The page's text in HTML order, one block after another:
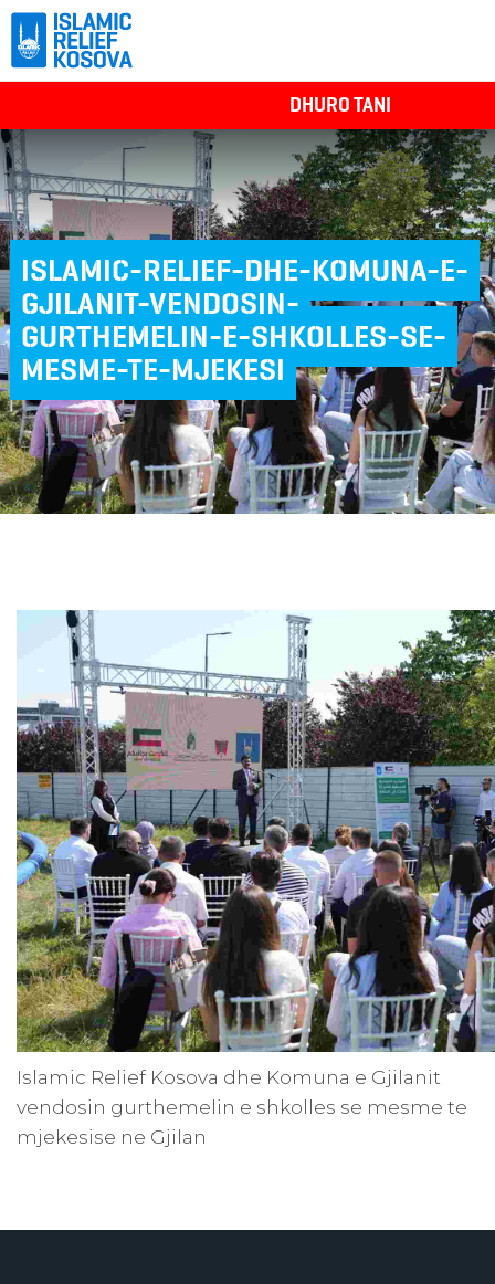
DHURO TANI
ISLAMIC-RELIEF-DHE-KOMUNA-E-
GJILANIT-VENDOSIN-
GURTHEMELIN-E-SHKOLLES-SE-
MESME-TE-MJEKESI
Islamic Relief Kosova dhe Komuna e Gjilanit
vendosin gurthemelin e shkolles se mesme te
mjekesise ne Gjilan